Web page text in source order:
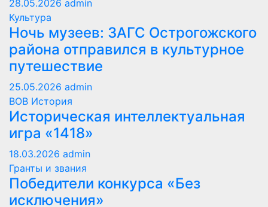
28.05.2026 admin
Культура
Ночь музеев: ЗАГС Острогожского
района отправился в культурное
путешествие
25.05.2026 admin
ВОВ История
Историческая интеллектуальная
игра «1418»
18.03.2026 admin
Гранты и звания
Победители конкурса «Без
исключения»